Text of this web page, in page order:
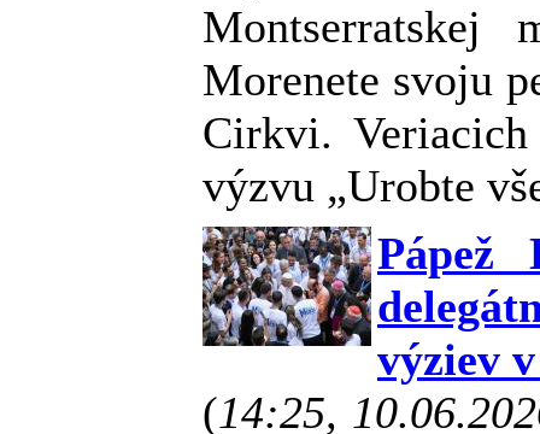
Montserratskej
Morenete svoju
Cirkvi.
výzvu „Urobte
výziev
(14:25,